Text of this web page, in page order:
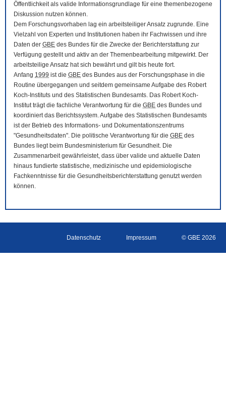
Öffentlichkeit als valide Informationsgrundlage für eine themenbezogene
Diskussion nutzen können.
Dem Forschungsvorhaben lag ein arbeitsteiliger Ansatz zugrunde. Eine
Vielzahl von Experten und Institutionen haben ihr Fachwissen und ihre
Daten der GBE des Bundes für die Zwecke der Berichterstattung zur
Verfügung gestellt und aktiv an der Themenbearbeitung mitgewirkt. Der
arbeitsteilige Ansatz hat sich bewährt und gilt bis heute fort.
Anfang 1999 ist die GBE des Bundes aus der Forschungsphase in die
Routine übergegangen und seitdem gemeinsame Aufgabe des Robert
Koch-Instituts und des Statistischen Bundesamts. Das Robert Koch-
Institut trägt die fachliche Verantwortung für die GBE des Bundes und
koordiniert das Berichtssystem. Aufgabe des Statistischen Bundesamts
ist der Betrieb des Informations- und Dokumentationszentrums
"Gesundheitsdaten". Die politische Verantwortung für die GBE des
Bundes liegt beim Bundesministerium für Gesundheit. Die
Zusammenarbeit gewährleistet, dass über valide und aktuelle Daten
hinaus fundierte statistische, medizinische und epidemiologische
Fachkenntnisse für die Gesundheitsberichterstattung genutzt werden
können.
Datenschutz Impressum © GBE 2026